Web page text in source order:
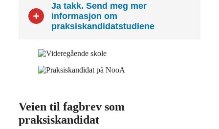
Ja takk. Send meg mer
informasjon om
praksiskandidatstudiene
Veien til fagbrev som
praksiskandidat